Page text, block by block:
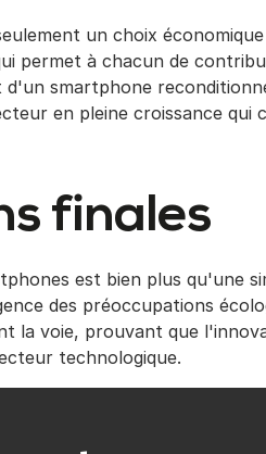
un choix
permet à chacun de
smartphone
en pleine croissance qui
finales
est bien plus qu'une
des préoccupations
la voie, prouvant que
technologique.